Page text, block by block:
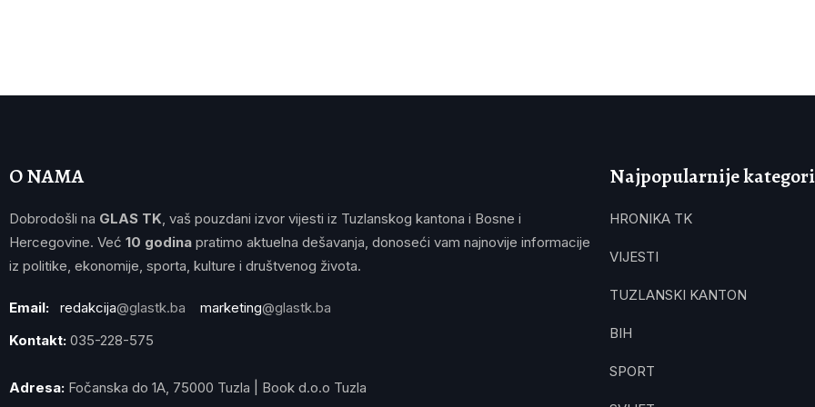
O NAMA
Dobrodošli na GLAS TK, vaš pouzdani izvor vijesti iz Tuzlanskog kantona i Bosne i
Hercegovine. Već 10 godina pratimo aktuelna dešavanja, donoseći vam najnovije informacije
iz politike, ekonomije, sporta, kulture i društvenog života.
Email: redakcija@glastk.ba marketing@glastk.ba
Kontakt: 035-228-575
Adresa: Fočanska do 1A, 75000 Tuzla | Book d.o.o Tuzla
Najpopularnije
HRONIKA TK
VIJESTI
TUZLANSKI KANTON
BIH
SPORT